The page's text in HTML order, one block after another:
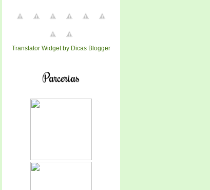
Translator Widget by Dicas Blogger
Parcerias